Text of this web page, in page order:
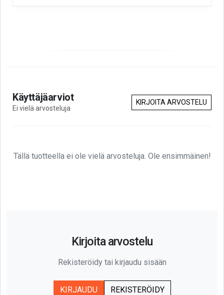
Käyttäjäarviot
Ei vielä arvosteluja
KIRJOITA ARVOSTELU
Tällä tuotteella ei ole vielä arvosteluja. Ole ensimmäinen!
Kirjoita arvostelu
Rekisteröidy tai kirjaudu sisään
KIRJAUDU REKISTERÖIDY